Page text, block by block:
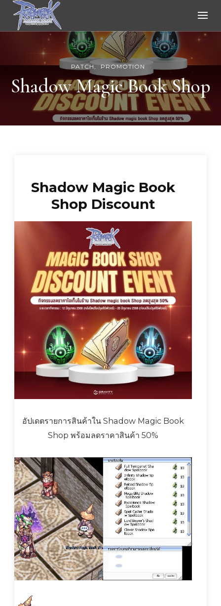
Ragnarok Online
PATCH PROMOTION
Shadow Magic Book Shop
Shadow Magic Book
Shop Discount
อัปเดตรายการสินค้าใน Shadow Magic Book
Shop พร้อมลดราคาสินค้า 50%